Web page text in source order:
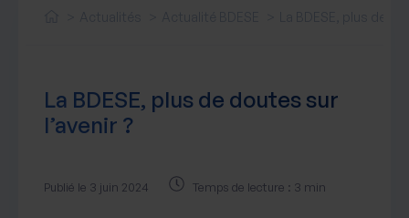
Actualités produit
Notre newsletter
Nos livres blancs
La BDESE, plus de doutes sur
l’avenir ?
Publié le 3 juin 2024 Temps de lecture : 3 min